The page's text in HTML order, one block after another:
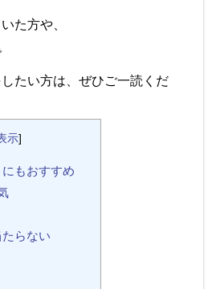
た方や、
たい方は、ぜひご一読くだ
示]
もおすすめ
らない